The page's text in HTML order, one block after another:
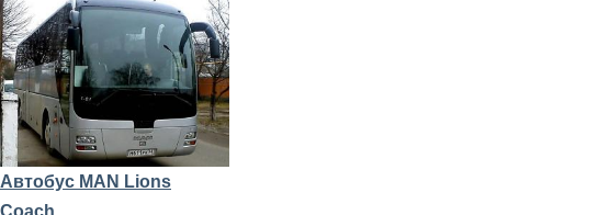
Автобус MAN Lions